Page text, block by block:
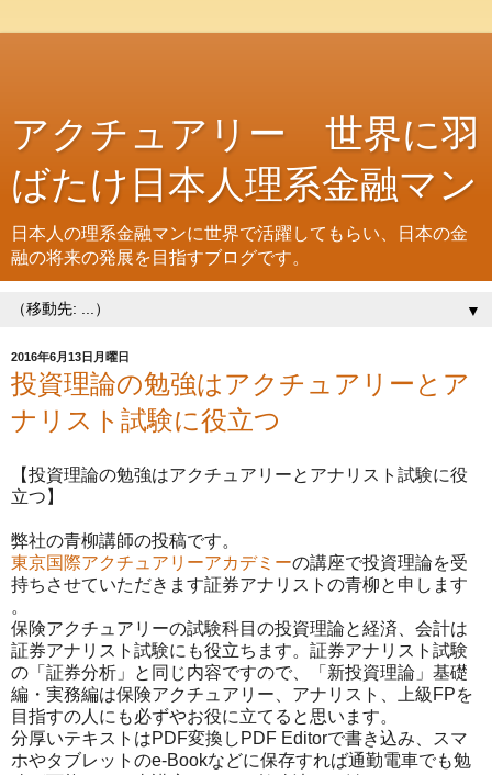
アクチュアリー 世界に羽
ばたけ日本人理系金融マン
日本人の理系金融マンに世界で活躍してもらい、日本の金
融の将来の発展を目指すブログです。
▼
2016年6月13日月曜日
投資理論の勉強はアクチュアリーとア
ナリスト試験に役立つ
【投資理論の勉強はアクチュアリーとアナリスト試験に役
立つ】
弊社の青柳講師の投稿です。
東京国際アクチュアリーアカデミーの講座で投資理論を受
持ちさせていただきます証券アナリストの青柳と申します
。
保険アクチュアリーの試験科目の投資理論と経済、会計は
証券アナリスト試験にも役立ちます。証券アナリスト試験
の「証券分析」と同じ内容ですので、「新投資理論」基礎
編・実務編は保険アクチュアリー、アナリスト、上級FPを
目指すの人にも必ずやお役に立てると思います。
分厚いテキストはPDF変換しPDF Editorで書き込み、スマ
ホやタブレットのe-Bookなどに保存すれば通勤電車でも勉